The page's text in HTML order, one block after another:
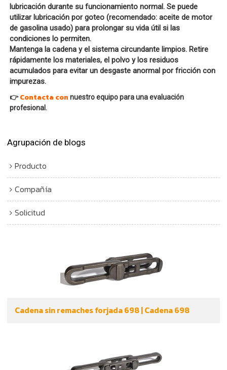
lubricación durante su funcionamiento normal. Se puede
utilizar lubricación por goteo (recomendado: aceite de motor
de gasolina usado) para prolongar su vida útil si las
condiciones lo permiten.
Mantenga la cadena y el sistema circundante limpios. Retire
rápidamente los materiales, el polvo y los residuos
acumulados para evitar un desgaste anormal por fricción con
impurezas.
👉Contacta con nuestro equipo para una evaluación
profesional.
Agrupación de blogs
Producto
Compañía
Solicitud
Cadena sin remaches forjada 698 | Cadena 698